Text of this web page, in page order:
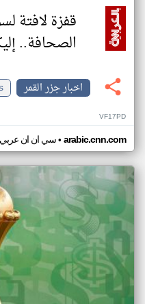
قفزة لافتة
الصحافة..
اخبار جزر القمر
VF17PD
سي ان ان عربي• arabic.cnn.com